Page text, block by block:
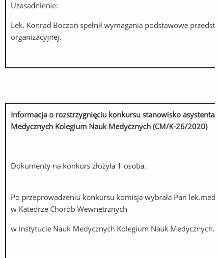
Uzasadnienie:
Lek. Konrad Boczoń spełnił wymagania podstawowe
organizacyjnej.
Informacja o rozstrzygnięciu konkursu stanowisko
Medycznych Kolegium Nauk Medycznych (CM/K-26/2020)
Dokumenty na konkurs złożyła 1 osoba.
Po przeprowadzeniu konkursu komisja wybrała Pan
w Katedrze Chorób Wewnętrznych
w Instytucie Nauk Medycznych Kolegium Nauk Medycznych.